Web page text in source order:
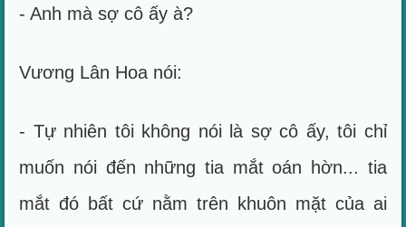
- Anh mà sợ cô ấy à?
Vương Lân Hoa nói:
- Tự nhiên tôi không nói là sợ cô ấy, tôi chỉ
muốn nói đến những tia mắt oán hờn... tia
mắt đó bất cứ nằm trên khuôn mặt của ai